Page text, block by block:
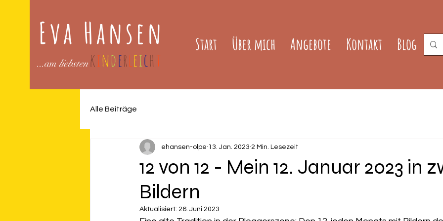
Eva Hansen
...am liebsten kinderleicht
Start Über mich Angebote Kontakt Blog
Alle Beiträge
12 von 12 - Mein 12. Januar 2023 in
Bildern
ehansen-olpe 13. Jan. 2023 2 Min. Lesezeit
Aktualisiert: 26. Juni 2023